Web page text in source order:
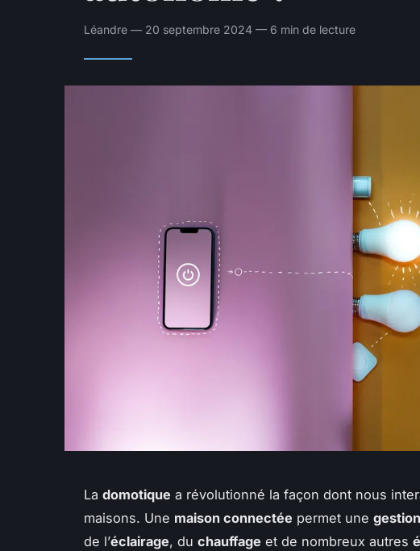
Léandre — 20 septembre 2024 — 6 min de lecture
La domotique a révolutionné la façon dont nous
maisons. Une maison connectée permet une
de l’éclairage, du chauffage et de nombreux autres